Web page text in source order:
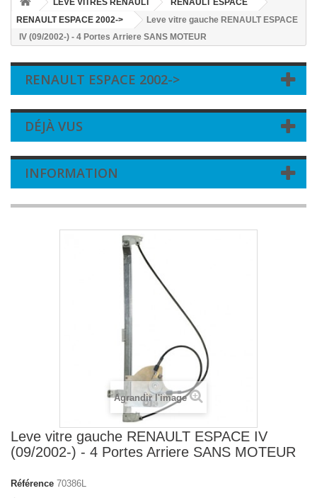
LEVE VITRES RENAULT
RENAULT ESPACE
RENAULT ESPACE 2002->
Leve vitre gauche RENAULT ESPACE
IV (09/2002-) - 4 Portes Arriere SANS MOTEUR
RENAULT ESPACE 2002->
DÉJÀ VUS
INFORMATION
Agrandir l'image
Leve vitre gauche RENAULT ESPACE IV
(09/2002-) - 4 Portes Arriere SANS MOTEUR
Référence 70386L